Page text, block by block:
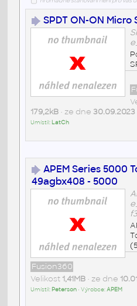
SPDT ON-ON
179,2kB• ze dne 30.09.2023
Umístil: LatCh
APEM Series 5000
49agbx408 - 5000
Fusion360
Velikost 1,41MB• ze dne
Umístil: Peterson• Výrobce:APEM